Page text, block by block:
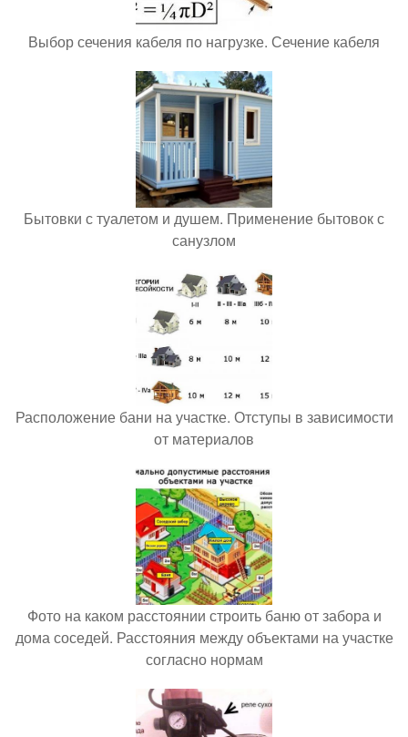
Выбор сечения кабеля по нагрузке. Сечение кабеля
Бытовки с туалетом и душем. Применение бытовок с
санузлом
Расположение бани на участке. Отступы в зависимости
от материалов
Фото на каком расстоянии строить баню от забора и
дома соседей. Расстояния между объектами на участке
согласно нормам